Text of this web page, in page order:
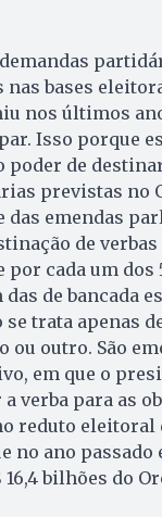
bases
nos últimos
Isso porque
poder de
previstas no
emendas
de
cada um dos
de bancada
trata apenas
ou outro. São
em que o
verba para as
reduto eleitoral
no ano passado
bilhões do